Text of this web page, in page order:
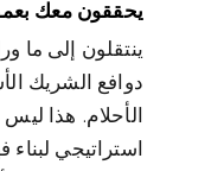
يحققون معك
ينتقلون إلى ما
دوافع الشريك
الأحلام. هذا
استراتيجي